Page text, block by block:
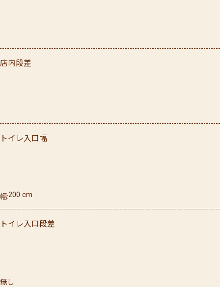
店内段差
トイレ入口幅
幅200 cm
トイレ入口段差
無し